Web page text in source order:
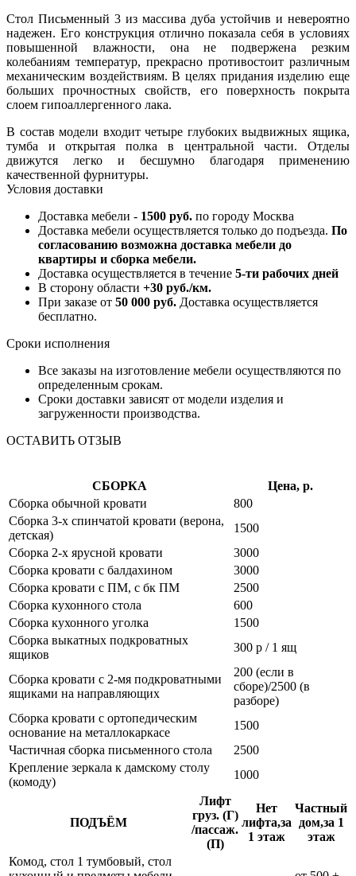
Стол Письменный 3 из массива дуба устойчив и невероятно
надежен. Его конструкция отлично показала себя в условиях
повышенной влажности, она не подвержена резким
колебаниям температур, прекрасно противостоит различным
механическим воздействиям. В целях придания изделию еще
больших прочностных свойств, его поверхность покрыта
слоем гипоаллергенного лака.
В состав модели входит четыре глубоких выдвижных ящика,
тумба и открытая полка в центральной части. Отделы
движутся легко и бесшумно благодаря применению
качественной фурнитуры.
Условия доставки
Доставка мебели - 1500 руб. по городу Москва
Доставка мебели осуществляется только до подъезда. По
согласованию возможна доставка мебели до
квартиры и сборка мебели.
Доставка осуществляется в течение 5-ти рабочих дней
В сторону области +30 руб./км.
При заказе от 50 000 руб. Доставка осуществляется
бесплатно.
Сроки исполнения
Все заказы на изготовление мебели осуществляются по
определенным срокам.
Сроки доставки зависят от модели изделия и
загруженности производства.
ОСТАВИТЬ ОТЗЫВ
СБОРКА
Цена, р.
Сборка обычной кровати
800
Сборка 3-х спинчатой кровати (верона,
детская)
1500
Сборка 2-х ярусной кровати
3000
Сборка кровати с балдахином
3000
Сборка кровати с ПМ, с бк ПМ
2500
Сборка кухонного стола
600
Сборка кухонного уголка
1500
Сборка выкатных подкроватных
ящиков
300 р / 1 ящ
Сборка кровати с 2-мя подкроватными
ящиками на направляющих
200 (если в
сборе)/2500 (в
разборе)
Сборка кровати с ортопедическим
основание на металлокаркасе
1500
Частичная сборка письменного стола
2500
Крепление зеркала к дамскому столу
(комоду)
1000
ПОДЪЁМ
Лифт
груз. (Г)
/пассаж.
(П)
Нет
лифта,за
1 этаж
Частный
дом,за 1
этаж
Комод, стол 1 тумбовый, стол